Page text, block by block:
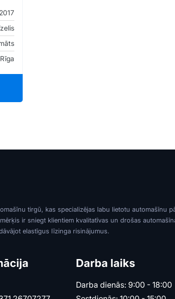
2017
tirgū, kas specializējas labu lietotu automašīnu
ir sniegt klientiem kvalitatīvas un drošas
elastīgus līzinga risinājumus.
Darba laiks
Darba dienās: 9:00 - 18:00